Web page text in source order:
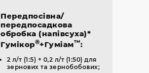
Передпосівна/
передпосадкова
обробка (напівсуха)*
Гумікор®+Гуміам™:
2 л/т (1:5) + 0,2 л/т (1:50) для
зернових та зернобобових;